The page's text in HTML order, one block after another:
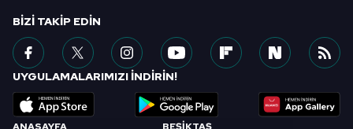
ANASAYFA BEŞİKTAŞ
BIZI TAKIP EDIN
UYGULAMALARIMIZI İNDİRİN!